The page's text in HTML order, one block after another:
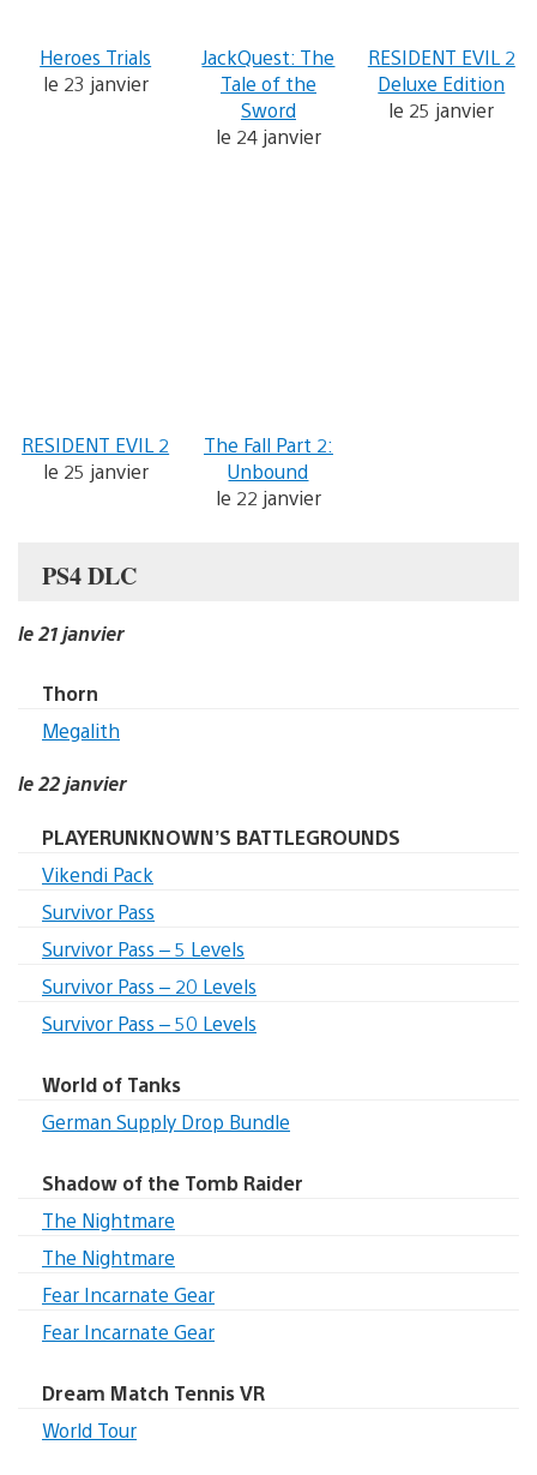
Heroes Trials
le 23 janvier
JackQuest: The
Tale of the
Sword
le 24 janvier
RESIDENT EVIL 2
Deluxe Edition
le 25 janvier
RESIDENT EVIL 2
le 25 janvier
The Fall Part 2:
Unbound
le 22 janvier
PS4 DLC
le 21 janvier
Thorn
Megalith
le 22 janvier
PLAYERUNKNOWN’S BATTLEGROUNDS
Vikendi Pack
Survivor Pass
Survivor Pass – 5 Levels
Survivor Pass – 20 Levels
Survivor Pass – 50 Levels
World of Tanks
German Supply Drop Bundle
Shadow of the Tomb Raider
The Nightmare
The Nightmare
Fear Incarnate Gear
Fear Incarnate Gear
Dream Match Tennis VR
World Tour